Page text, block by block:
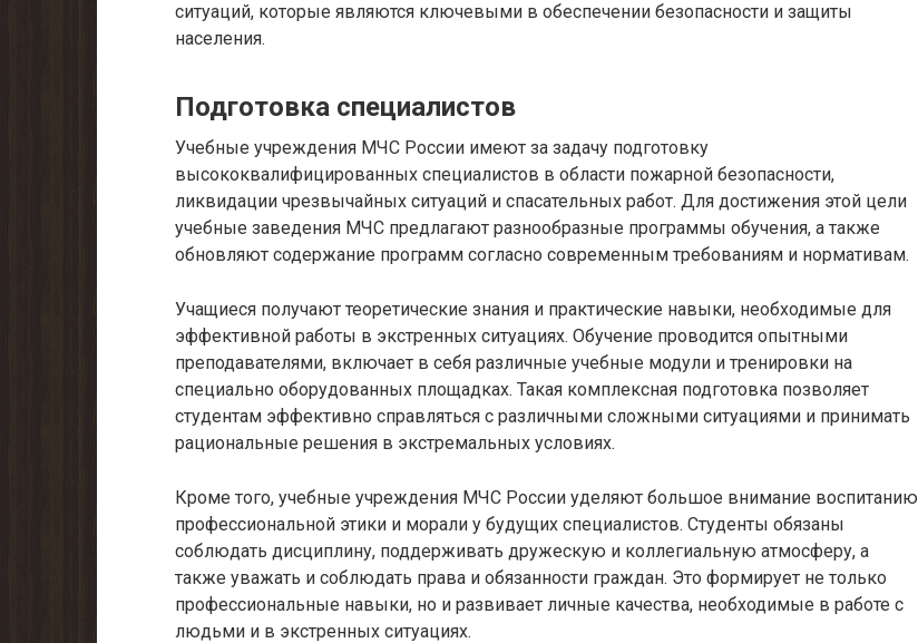
ситуаций, которые являются ключевыми в обеспечении безопасности и защиты
населения.
Подготовка специалистов
Учебные учреждения МЧС России имеют за задачу подготовку
высококвалифицированных специалистов в области пожарной безопасности,
ликвидации чрезвычайных ситуаций и спасательных работ. Для достижения этой цели
учебные заведения МЧС предлагают разнообразные программы обучения, а также
обновляют содержание программ согласно современным требованиям и нормативам.
Учащиеся получают теоретические знания и практические навыки, необходимые для
эффективной работы в экстренных ситуациях. Обучение проводится опытными
преподавателями, включает в себя различные учебные модули и тренировки на
специально оборудованных площадках. Такая комплексная подготовка позволяет
студентам эффективно справляться с различными сложными ситуациями и принимать
рациональные решения в экстремальных условиях.
Кроме того, учебные учреждения МЧС России уделяют большое внимание воспитанию
профессиональной этики и морали у будущих специалистов. Студенты обязаны
соблюдать дисциплину, поддерживать дружескую и коллегиальную атмосферу, а
также уважать и соблюдать права и обязанности граждан. Это формирует не только
профессиональные навыки, но и развивает личные качества, необходимые в работе с
людьми и в экстренных ситуациях.